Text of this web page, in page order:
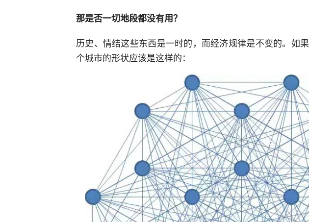
那是否一切地段都没有用？
历史、情结这些东西是一时的，而经济规律是不变的。如
个城市的形状应该是这样的：